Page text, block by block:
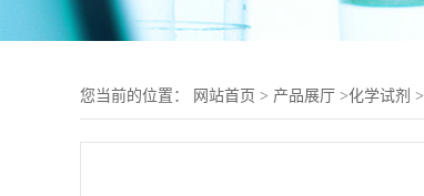
您当前的位置： 网站首页 > 产品展厅 >化学试剂 >